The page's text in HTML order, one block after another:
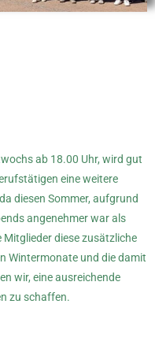
ab 18.00 Uhr, wird gut
eine weitere
diesen Sommer, aufgrund
angenehmer war als
diese zusätzliche
Wintermonate und die damit
wir, eine ausreichende
zu schaffen.